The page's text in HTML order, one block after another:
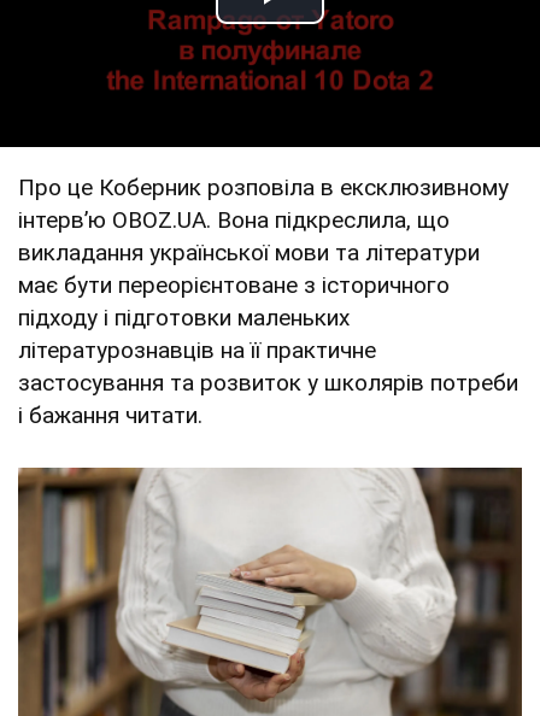
Play Video
Про це Коберник розповіла в ексклюзивному
інтервʼю OBOZ.UA. Вона підкреслила, що
викладання української мови та літератури
має бути переорієнтоване з історичного
підходу і підготовки маленьких
літературознавців на її практичне
застосування та розвиток у школярів потреби
і бажання читати.